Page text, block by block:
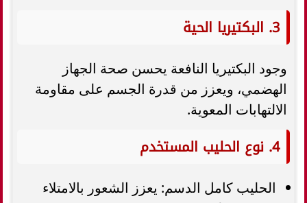
3. البكتيريا الحية
وجود البكتيريا النافعة يحسن صحة الجهاز
الهضمي، ويعزز من قدرة الجسم على مقاومة
الالتهابات المعوية.
4. نوع الحليب المستخدم
الحليب كامل الدسم: يعزز الشعور بالامتلاء